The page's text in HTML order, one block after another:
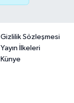
Gizlilik Sözleşmesi
Yayın İlkeleri
Künye